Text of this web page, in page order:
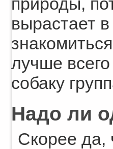
природы,
вырастает
лучше
собаку
Надо ли
Скорее да,